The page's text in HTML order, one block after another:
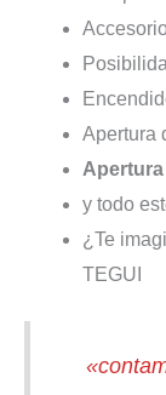
Apertura
y todo
¿Te
TEGUI